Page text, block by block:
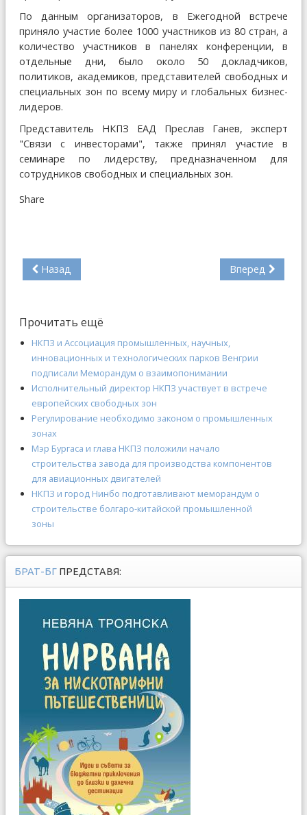
По данным организаторов, в Ежегодной встрече
приняло участие более 1000 участников из 80 стран, а
количество участников в панелях конференции, в
отдельные дни, было около 50 докладчиков,
политиков, академиков, представителей свободных и
специальных зон по всему миру и глобальных бизнес-
лидеров.
Представитель НКПЗ ЕАД Преслав Ганев, эксперт
"Связи с инвесторами", также принял участие в
семинаре по лидерству, предназначенном для
сотрудников свободных и специальных зон.
Share
Назад Вперед
Прочитать ещё
НКПЗ и Ассоциация промышленных, научных,
инновационных и технологических парков Венгрии
подписали Меморандум о взаимопонимании
Исполнительный директор НКПЗ участвует в встрече
европейских свободных зон
Регулирование необходимо законом о промышленных
зонах
Мэр Бургаса и глава НКПЗ положили начало
строительства завода для производства компонентов
для авиационных двигателей
НКПЗ и город Нинбо подготавливают меморандум о
строительстве болгаро-китайской промышленной
зоны
БРАТ-БГ ПРЕДСТАВЯ: